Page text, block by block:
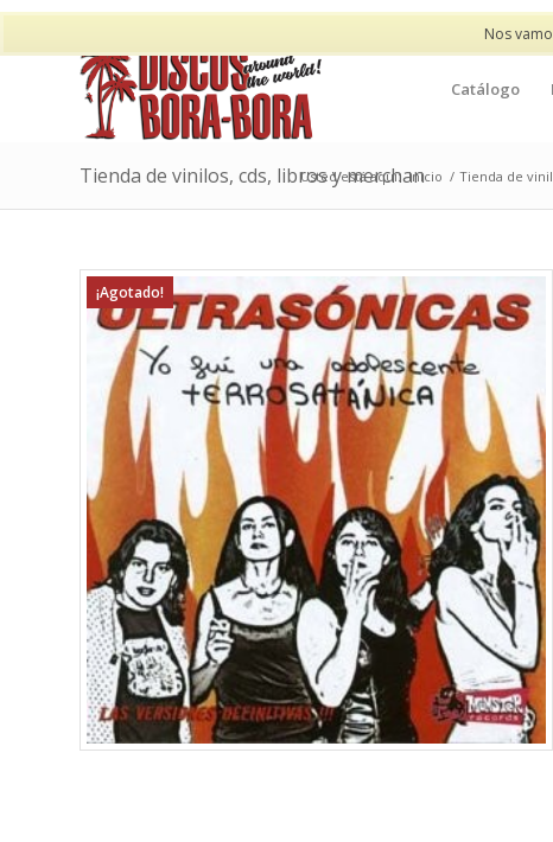
Nos
Catálogo
Tienda de vinilos, cds, libros y merchan
Usted está aquí: Inicio / Tienda de
¡Agotado!